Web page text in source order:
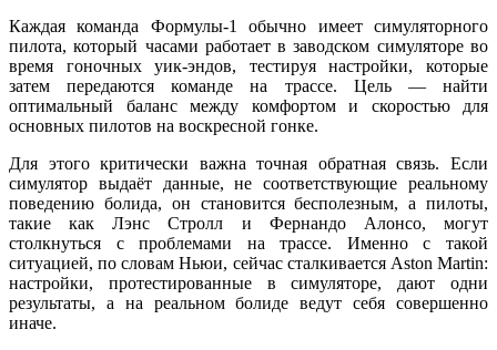
Каждая команда Формулы-1 обычно имеет симуляторного
пилота, который часами работает в заводском симуляторе во
время гоночных уик-эндов, тестируя настройки, которые
затем передаются команде на трассе. Цель — найти
оптимальный баланс между комфортом и скоростью для
основных пилотов на воскресной гонке.
Для этого критически важна точная обратная связь. Если
симулятор выдаёт данные, не соответствующие реальному
поведению болида, он становится бесполезным, а пилоты,
такие как Лэнс Стролл и Фернандо Алонсо, могут
столкнуться с проблемами на трассе. Именно с такой
ситуацией, по словам Ньюи, сейчас сталкивается Aston Martin:
настройки, протестированные в симуляторе, дают одни
результаты, а на реальном болиде ведут себя совершенно
иначе.